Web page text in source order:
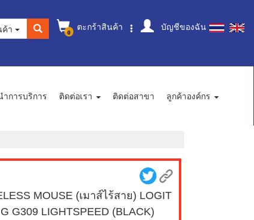
0 ตะกร้าสินค้า บัญชีของฉัน
า
การบริการ ติดต่อเรา ติดต่อสาขา
ลูกค้าองค์กร
MOUSE (เมาส์ไร้สาย) LOGIT
G309 LIGHTSPEED (BLACK)